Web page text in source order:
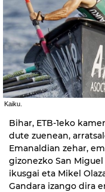
Kaiku.
Bihar, ETB-1eko
dute zuenean,
Emanaldian zehar,
gizonezko San
ikusgai eta Mikel
Gandara izango dira